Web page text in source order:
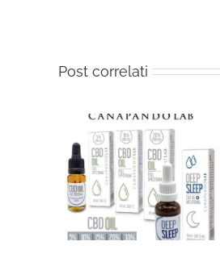
Post correlati